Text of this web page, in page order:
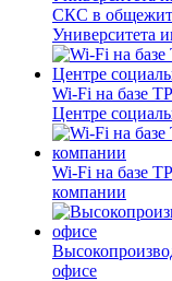
СКС в
Университета
Wi-Fi на базе
Центре
Wi-Fi на базе
компании
офисе